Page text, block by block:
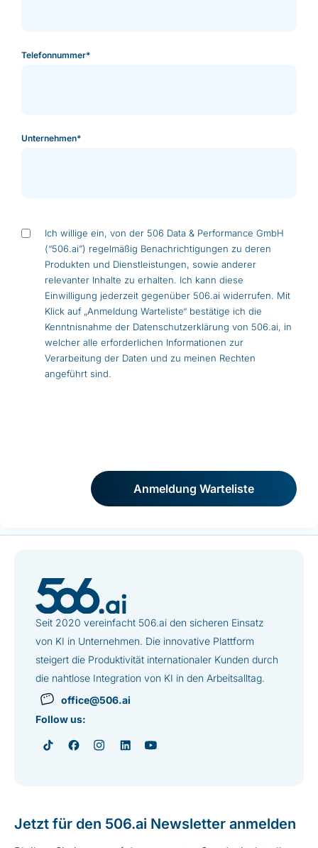
Telefonnummer*
Unternehmen*
Einwilligung
Ich willige ein, von der 506 Data & Performance GmbH
(“506.ai”) regelmäßig Benachrichtigungen zu deren
Produkten und Dienstleistungen, sowie anderer
relevanter Inhalte zu erhalten. Ich kann diese
Einwilligung jederzeit gegenüber 506.ai widerrufen. Mit
Klick auf „Anmeldung Warteliste“ bestätige ich die
Kenntnisnahme der Datenschutzerklärung von 506.ai, in
welcher alle erforderlichen Informationen zur
Verarbeitung der Daten und zu meinen Rechten
angeführt sind.
Jetzt für den 506.ai Newsletter anmelden
Seit 2020 vereinfacht 506.ai den sicheren Einsatz
von KI in Unternehmen. Die innovative Plattform
steigert die Produktivität internationaler Kunden durch
die nahtlose Integration von KI in den Arbeitsalltag.
office@506.ai
Follow us: